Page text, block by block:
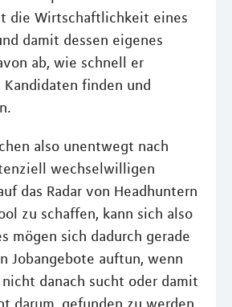
die Wirtschaftlichkeit eines
damit dessen eigenes
ab, wie schnell er
finden und
also unentwegt nach
wechselwilligen
das Radar von Headhuntern
zu schaffen, kann sich also
mögen sich dadurch gerade
Jobangebote auftun, wenn
danach sucht oder damit